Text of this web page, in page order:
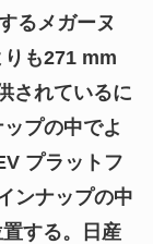
るメガーヌ
も271 mm
されているに
プの中でよ
プラットフ
ンナップの中
する。日産